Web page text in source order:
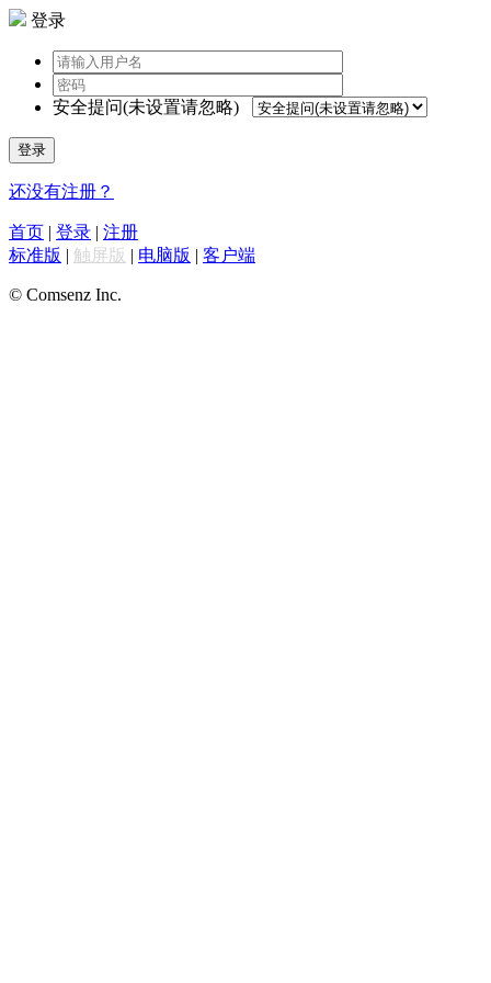
登录
安全提问(未设置请忽略)
登录
还没有注册？
首页 | 登录 | 注册
标准版 | 触屏版 | 电脑版 | 客户端
© Comsenz Inc.